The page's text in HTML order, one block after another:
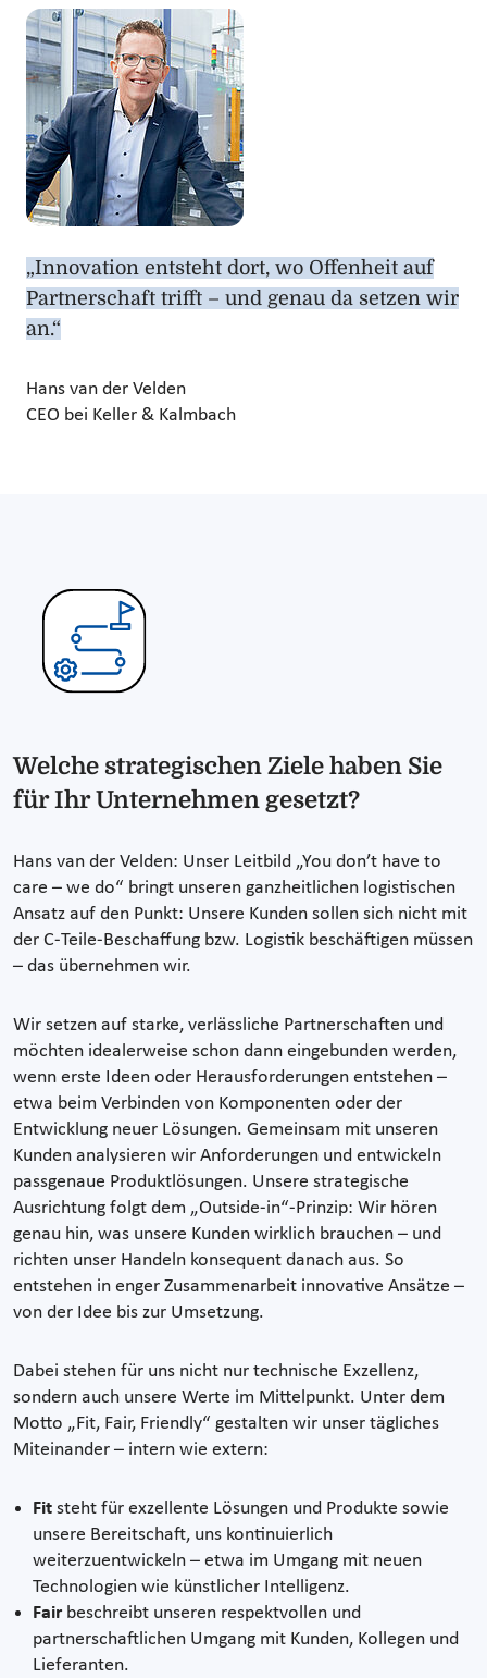
„Innovation entsteht dort, wo Offenheit auf
Partnerschaft trifft – und genau da setzen wir
an.“
Hans van der Velden
CEO bei Keller & Kalmbach
Welche strategischen Ziele haben Sie
für Ihr Unternehmen gesetzt?
Hans van der Velden: Unser Leitbild „You don’t have to
care – we do“ bringt unseren ganzheitlichen logistischen
Ansatz auf den Punkt: Unsere Kunden sollen sich nicht mit
der C-Teile-Beschaffung bzw. Logistik beschäftigen müssen
– das übernehmen wir.
Wir setzen auf starke, verlässliche Partnerschaften und
möchten idealerweise schon dann eingebunden werden,
wenn erste Ideen oder Herausforderungen entstehen –
etwa beim Verbinden von Komponenten oder der
Entwicklung neuer Lösungen. Gemeinsam mit unseren
Kunden analysieren wir Anforderungen und entwickeln
passgenaue Produktlösungen. Unsere strategische
Ausrichtung folgt dem „Outside-in“-Prinzip: Wir hören
genau hin, was unsere Kunden wirklich brauchen – und
richten unser Handeln konsequent danach aus. So
entstehen in enger Zusammenarbeit innovative Ansätze –
von der Idee bis zur Umsetzung.
Dabei stehen für uns nicht nur technische Exzellenz,
sondern auch unsere Werte im Mittelpunkt. Unter dem
Motto „Fit, Fair, Friendly“ gestalten wir unser tägliches
Miteinander – intern wie extern:
Fit steht für exzellente Lösungen und Produkte sowie
unsere Bereitschaft, uns kontinuierlich
weiterzuentwickeln – etwa im Umgang mit neuen
Technologien wie künstlicher Intelligenz.
Fair beschreibt unseren respektvollen und
partnerschaftlichen Umgang mit Kunden, Kollegen und
Lieferanten.